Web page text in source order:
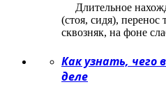
Длительное
(стоя, сидя),
сквозняк, на фоне
Как узнать,
деле